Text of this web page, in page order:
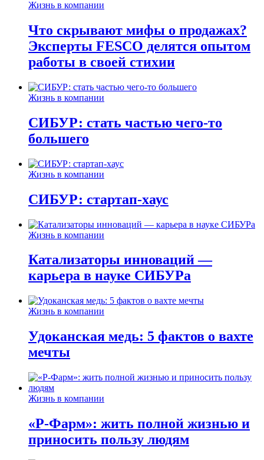
Жизнь в компании
Что скрывают мифы о продажах?
Эксперты FESCO делятся опытом
работы в своей стихии
Жизнь в компании
СИБУР: стать частью чего-то
большего
Жизнь в компании
СИБУР: стартап-хаус
Жизнь в компании
Катализаторы инноваций —
карьера в науке СИБУРа
Жизнь в компании
Удоканская медь: 5 фактов о вахте
мечты
Жизнь в компании
«Р-Фарм»: жить полной жизнью и
приносить пользу людям